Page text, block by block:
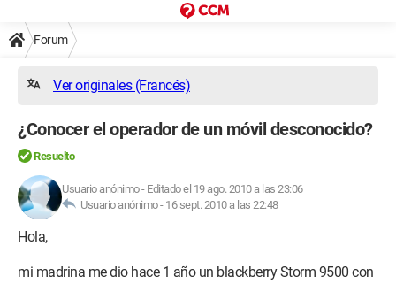
Forum
Ver originales (Francés)
¿Conocer el operador de un móvil desconocido?
Resuelto
Usuario anónimo- Editado el 19 ago. 2010 a las 23:06
Usuario anónimo - 16 sept. 2010 a las 22:48
Hola,
mi madrina me dio hace 1 año un blackberry Storm 9500 con